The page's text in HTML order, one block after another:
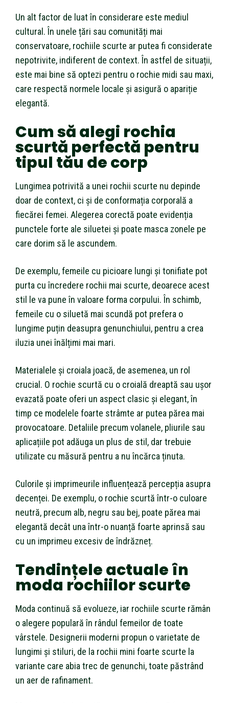
Un alt factor de luat în considerare este mediul
cultural. În unele țări sau comunități mai
conservatoare, rochiile scurte ar putea fi considerate
nepotrivite, indiferent de context. În astfel de situații,
este mai bine să optezi pentru o rochie midi sau maxi,
care respectă normele locale și asigură o apariție
elegantă.
Cum să alegi rochia
scurtă perfectă pentru
tipul tău de corp
Lungimea potrivită a unei rochii scurte nu depinde
doar de context, ci și de conformația corporală a
fiecărei femei. Alegerea corectă poate evidenția
punctele forte ale siluetei și poate masca zonele pe
care dorim să le ascundem.
De exemplu, femeile cu picioare lungi și tonifiate pot
purta cu încredere rochii mai scurte, deoarece acest
stil le va pune în valoare forma corpului. În schimb,
femeile cu o siluetă mai scundă pot prefera o
lungime puțin deasupra genunchiului, pentru a crea
iluzia unei înălțimi mai mari.
Materialele și croiala joacă, de asemenea, un rol
crucial. O rochie scurtă cu o croială dreaptă sau ușor
evazată poate oferi un aspect clasic și elegant, în
timp ce modelele foarte strâmte ar putea părea mai
provocatoare. Detaliile precum volanele, pliurile sau
aplicațiile pot adăuga un plus de stil, dar trebuie
utilizate cu măsură pentru a nu încărca ținuta.
Culorile și imprimeurile influențează percepția asupra
decenței. De exemplu, o rochie scurtă într-o culoare
neutră, precum alb, negru sau bej, poate părea mai
elegantă decât una într-o nuanță foarte aprinsă sau
cu un imprimeu excesiv de îndrăzneț.
Tendințele actuale în
moda rochiilor scurte
Moda continuă să evolueze, iar rochiile scurte rămân
o alegere populară în rândul femeilor de toate
vârstele. Designerii moderni propun o varietate de
lungimi și stiluri, de la rochii mini foarte scurte la
variante care abia trec de genunchi, toate păstrând
un aer de rafinament.